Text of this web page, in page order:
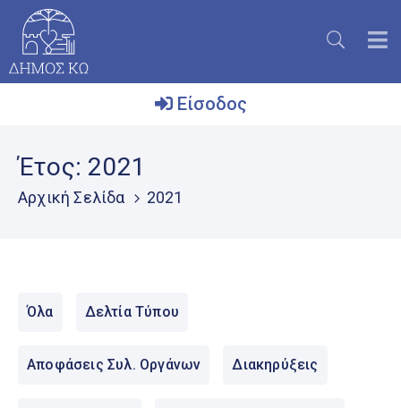
Δήμος
Το
Επικοινωνία
Εθελοντών
Είσοδος
Έτος: 2021
Αρχική Σελίδα 2021
Όλα Δελτία Τύπου
Αποφάσεις Συλ. Οργάνων Διακηρύξεις